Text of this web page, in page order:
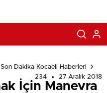
Dakika Kocaeli Haberleri
234
27 Aralık 2018
İçin Manevra